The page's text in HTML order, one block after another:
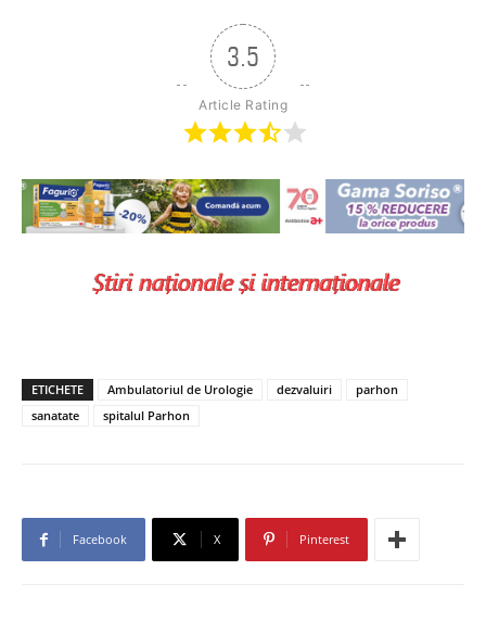
3.5
Article Rating
ETICHETE Ambulatoriul de Urologie dezvaluiri
parhon
sanatate
spitalul Parhon
Facebook X Pinterest